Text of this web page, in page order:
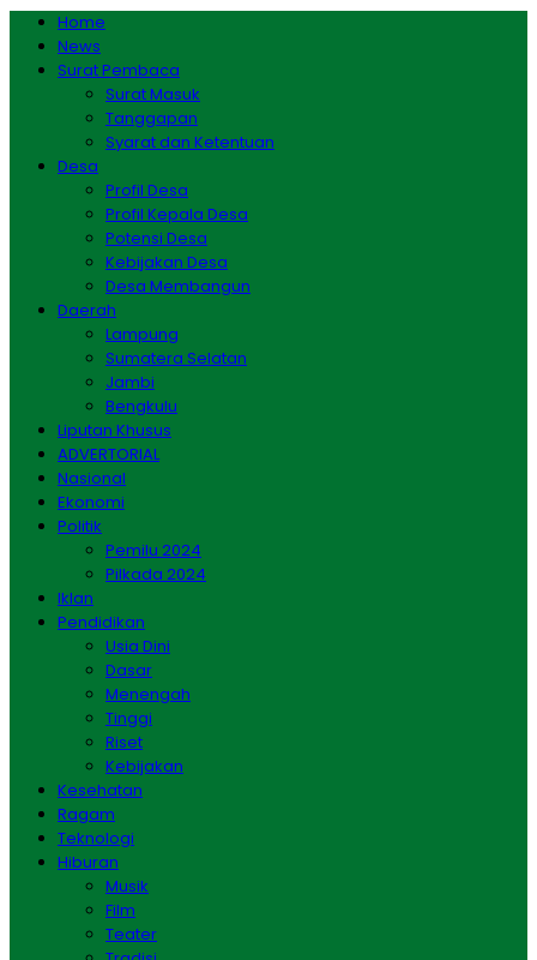
Home
News
Surat Pembaca
Surat Masuk
Tanggapan
Syarat dan Ketentuan
Desa
Profil Desa
Profil Kepala Desa
Potensi Desa
Kebijakan Desa
Desa Membangun
Daerah
Lampung
Sumatera Selatan
Jambi
Bengkulu
Liputan Khusus
ADVERTORIAL
Nasional
Ekonomi
Politik
Pemilu 2024
Pilkada 2024
Iklan
Pendidikan
Usia Dini
Dasar
Menengah
Tinggi
Riset
Kebijakan
Kesehatan
Ragam
Teknologi
Hiburan
Musik
Film
Teater